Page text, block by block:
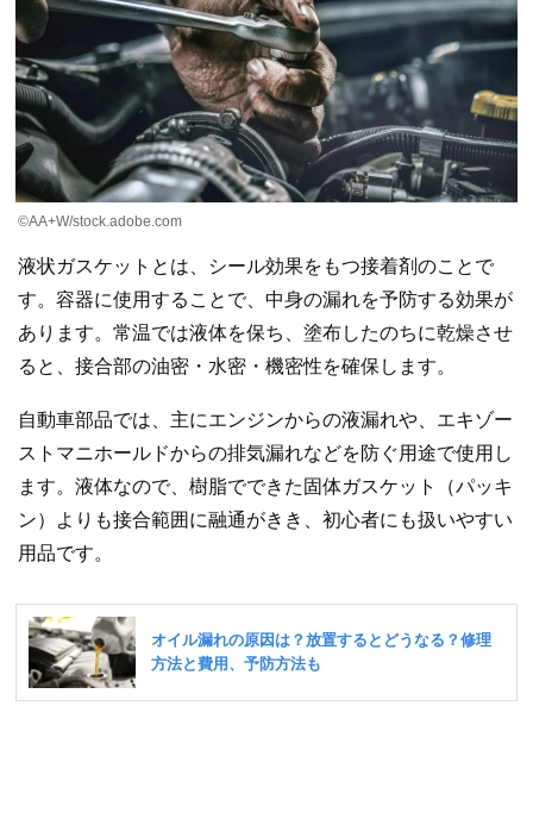
©AA+W/stock.adobe.com
液状ガスケットとは、シール効果をもつ接着剤のことで
す。容器に使用することで、中身の漏れを予防する効果が
あります。常温では液体を保ち、塗布したのちに乾燥させ
ると、接合部の油密・水密・機密性を確保します。
自動車部品では、主にエンジンからの液漏れや、エキゾー
ストマニホールドからの排気漏れなどを防ぐ用途で使用し
ます。液体なので、樹脂でできた固体ガスケット（パッキ
ン）よりも接合範囲に融通がきき、初心者にも扱いやすい
用品です。